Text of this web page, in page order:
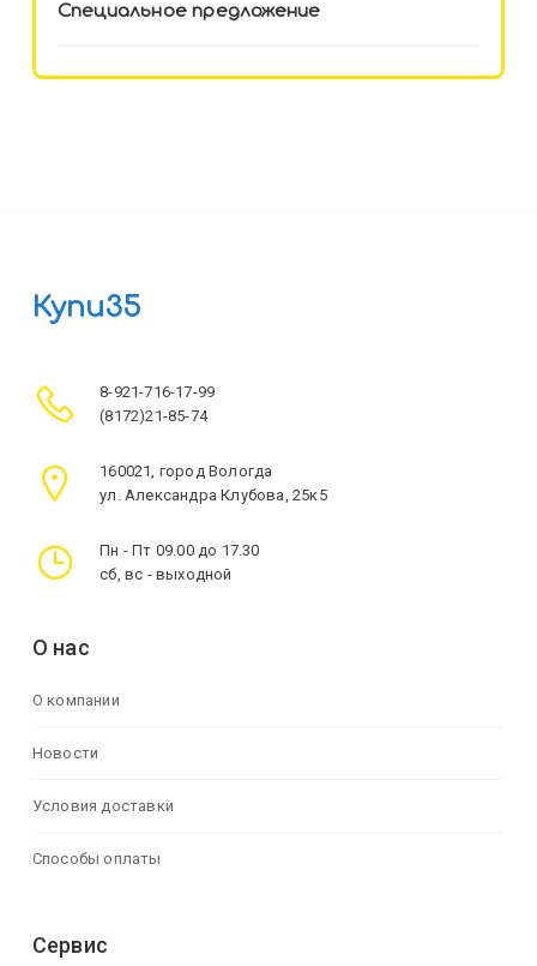
Специальное предложение
Купи35
8-921-716-17-99
(8172)21-85-74
160021, город Вологда
ул. Александра Клубова, 25к5
Пн - Пт 09.00 до 17.30
сб, вс - выходной
О нас
О компании
Новости
Условия доставки
Способы оплаты
Сервис